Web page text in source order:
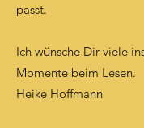
passt.
Ich wünsche Dir viele
Momente beim Lesen.
Heike Hoffmann